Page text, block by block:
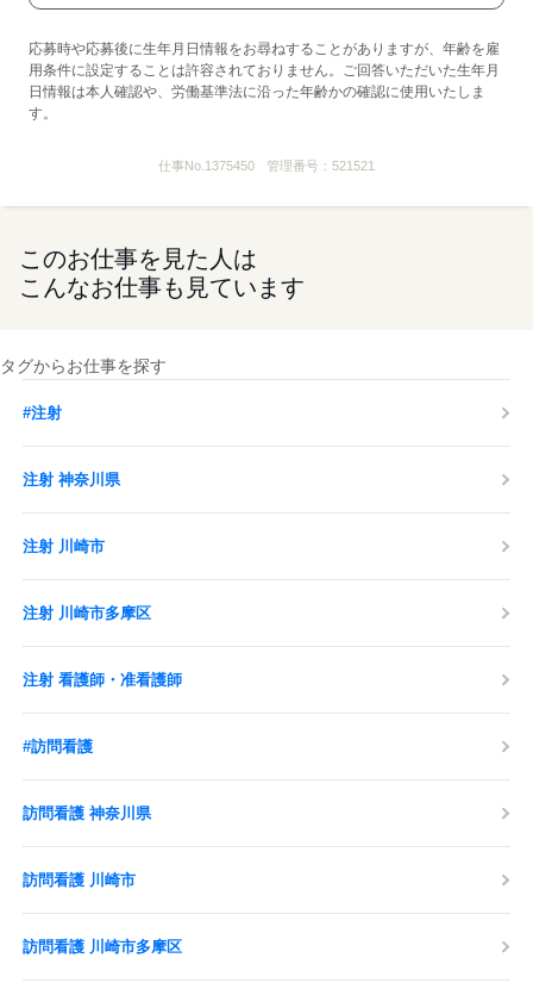
応募時や応募後に生年月日情報をお尋ねすることがありますが、年齢を雇
用条件に設定することは許容されておりません。ご回答いただいた生年月
日情報は本人確認や、労働基準法に沿った年齢かの確認に使用いたしま
す。
仕事No. 1375450 管理番号： 521521
このお仕事を見た人は
こんなお仕事も見ています
タグからお仕事を探す
#注射
注射 神奈川県
注射 川崎市
注射 川崎市多摩区
注射 看護師・准看護師
#訪問看護
訪問看護 神奈川県
訪問看護 川崎市
訪問看護 川崎市多摩区